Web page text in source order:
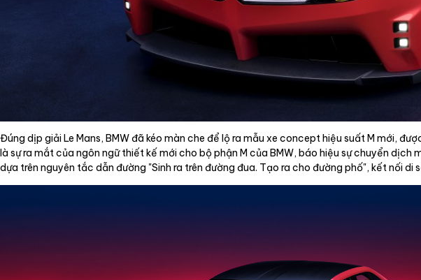
Đúng dịp giải Le Mans, BMW đã kéo màn che để lộ ra mẫu xe concept hiệu suất M mới,
là sự ra mắt của ngôn ngữ thiết kế mới cho bộ phận M của BMW, báo hiệu sự chuyển
dựa trên nguyên tắc dẫn đường "Sinh ra trên đường đua. Tạo ra cho đường phố", kết nối